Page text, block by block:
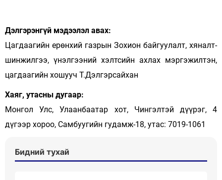
Дэлгэрэнгүй мэдээлэл авах:
Цагдаагийн ерөнхий газрын Зохион байгуулалт, хяналт-
шинжилгээ, үнэлгээний хэлтсийн ахлах мэргэжилтэн,
цагдаагийн хошууч Т.Дэлгэрсайхан
Хаяг, утасны дугаар:
Монгол Улс, Улаанбаатар хот, Чингэлтэй дүүрэг, 4
дүгээр хороо, Самбуугийн гудамж-18, утас: 7019-1061
Бидний тухай